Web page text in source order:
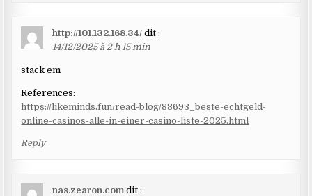
http://101.132.168.34/ dit :
14/12/2025 à 2 h 15 min
stack em
References:
https://likeminds.fun/read-blog/88693_beste-echtgeld-
online-casinos-alle-in-einer-casino-liste-2025.html
Reply
nas.zearon.com dit :